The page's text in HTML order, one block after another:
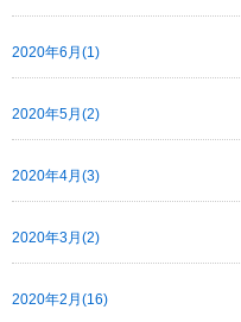
2020年6月(1)
2020年5月(2)
2020年4月(3)
2020年3月(2)
2020年2月(16)